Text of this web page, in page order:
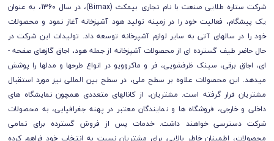
شرکت ستاره طلایی صنعت با نام تجاری بیمکث (Bimax)، در سال 1360، به عنوان
یک پیشگام، فعالیت خود را در زمینه تولید هود آشپزخانه آغاز نمود و محصولات
خود را در سال­های آتی به سایر لوازم آشپرخانه توسعه داد. تولیدات این شرکت در
حال حاضر طیف گسترده­ ای از محصولات آشپزخانه از جمله هود، اجاق گاز­های صفحه ­
ای، اجاق برقی، سینک ظرفشویی، فر و ماکروویو در انواع طرح­ها و مدل­ها را پوشش
می­دهد. این محصولات علاوه بر سطح ملی، در سطح بین­ المللی نیز مورد استقبال
مشتریان قرار گرفته است. مشتریان، از کانال­های متعددی همچون نمایشگاه ­های
داخلی و خارجی، فروشگاه ­ها و نمایندگان معتبر در پهنه جغرافیایی، به محصولات
شرکت دسترسی خواهند داشت. خدمات پس از فروش گسترده برای تمامی
محصولات، اطمینان خاطر بالایی برای مشتریان نسبت به انتخاب خود فراهم کرده